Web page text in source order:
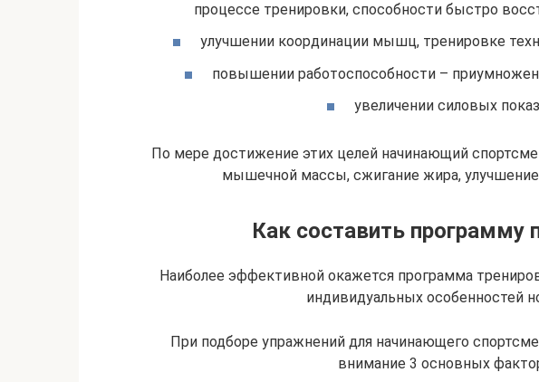
процессе тренировки, способности быстро
улучшении координации мышц, тренировке
повышении работоспособности –
увеличении силовых
По мере достижение этих целей начинающий
мышечной массы, сжигание жира,
Как составить программу
Наиболее эффективной окажется программа
индивидуальных особенностей
При подборе упражнений для начинающего
внимание 3 основных